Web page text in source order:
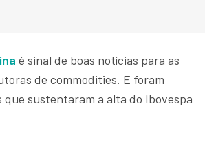
é sinal de boas notícias para as
de commodities. E foram
que sustentaram a alta do Ibovespa